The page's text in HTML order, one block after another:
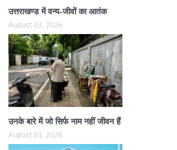
उत्तराखण्ड में वन्य-जीवों का आतंक
August 03, 2026
उनके बारे में जो सिर्फ नाम नहीं जीवन हैं
August 03, 2026